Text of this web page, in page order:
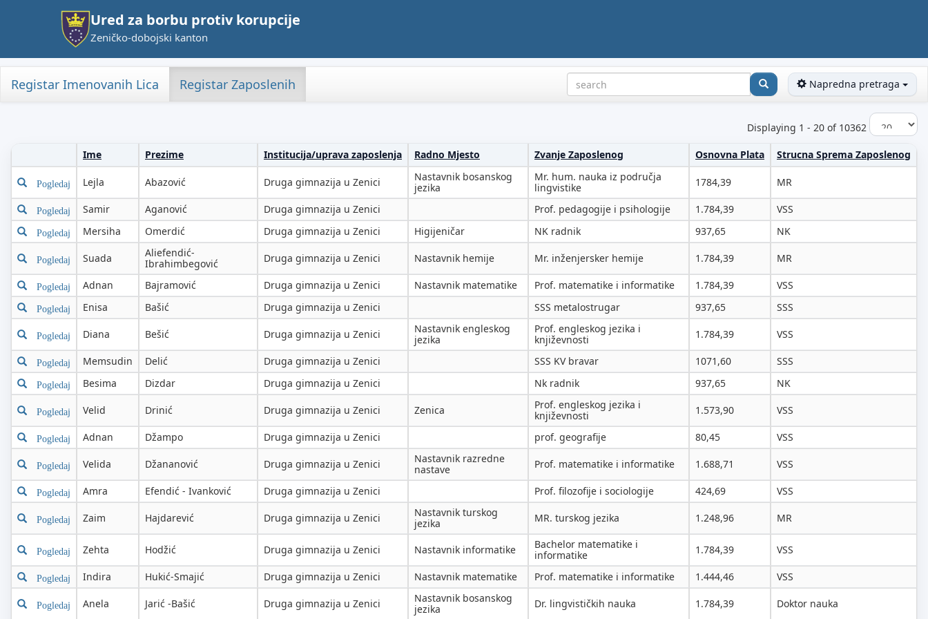
Ured za borbu protiv korupcije
Zeničko-dobojski kanton
Registar Imenovanih Lica Registar Zaposlenih Napredna pretraga
Displaying 1 - 20 of 10362
Ime Prezime Institucija/uprava zaposlenja Radno Mjesto Zvanje Zaposlenog Osnovna Plata Strucna Sprema Zaposlenog
Pogledaj Lejla Abazović Druga gimnazija u Zenici
Nastavnik bosanskog
jezika
Mr. hum. nauka iz područja
lingvistike
1784,39 MR
Pogledaj Samir Aganović Druga gimnazija u Zenici Prof. pedagogije i psihologije 1.784,39 VSS
Pogledaj Mersiha Omerdić Druga gimnazija u Zenici Higijeničar NK radnik 937,65 NK
Pogledaj Suada
Aliefendić-
Ibrahimbegović
Druga gimnazija u Zenici Nastavnik hemije Mr. inženjersker hemije 1.784,39 MR
Pogledaj Adnan Bajramović Druga gimnazija u Zenici Nastavnik matematike Prof. matematike i informatike 1.784,39 VSS
Pogledaj Enisa Bašić Druga gimnazija u Zenici SSS metalostrugar 937,65 SSS
Pogledaj Diana Bešić Druga gimnazija u Zenici
Nastavnik engleskog
jezika
Prof. engleskog jezika i
književnosti
1.784,39 VSS
Pogledaj Memsudin Delić Druga gimnazija u Zenici SSS KV bravar 1071,60 SSS
Pogledaj Besima Dizdar Druga gimnazija u Zenici Nk radnik 937,65 NK
Pogledaj Velid Drinić Druga gimnazija u Zenici Zenica
Prof. engleskog jezika i
književnosti
1.573,90 VSS
Pogledaj Adnan Džampo Druga gimnazija u Zenici prof. geografije 80,45 VSS
Pogledaj Velida Džananović Druga gimnazija u Zenici
Nastavnik razredne
nastave
Prof. matematike i informatike 1.688,71 VSS
Pogledaj Amra Efendić - Ivanković Druga gimnazija u Zenici Prof. filozofije i sociologije 424,69 VSS
Pogledaj Zaim Hajdarević Druga gimnazija u Zenici
Nastavnik turskog
jezika
MR. turskog jezika 1.248,96 MR
Pogledaj Zehta Hodžić Druga gimnazija u Zenici Nastavnik informatike
Bachelor matematike i
informatike
1.784,39 VSS
Pogledaj Indira Hukić-Smajić Druga gimnazija u Zenici Nastavnik matematike Prof. matematike i informatike 1.444,46 VSS
Pogledaj Anela Jarić -Bašić Druga gimnazija u Zenici
Nastavnik bosanskog
jezika
Dr. lingvističkih nauka 1.784,39 Doktor nauka